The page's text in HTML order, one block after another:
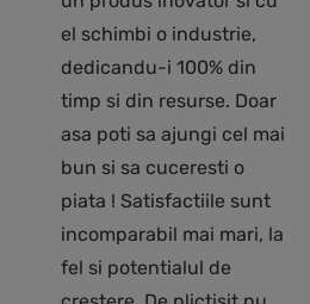
el schimbi o industrie,
dedicandu-i 100% din
timp si din resurse. Doar
asa poti sa ajungi cel mai
bun si sa cuceresti o
piata ! Satisfactiile sunt
incomparabil mai mari, la
fel si potentialul de